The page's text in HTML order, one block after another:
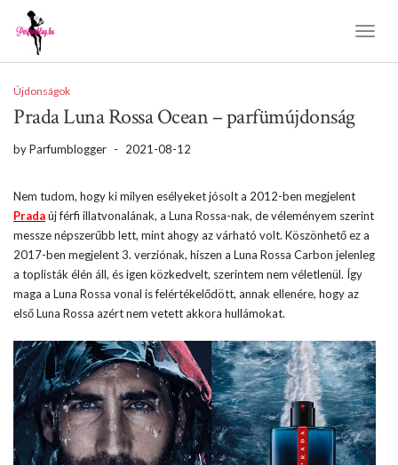
Újdonságok
Prada Luna Rossa Ocean – parfümújdonság
byParfumblogger - 2021-08-12
Nem tudom, hogy ki milyen esélyeket jósolt a 2012-ben megjelent
Pradaúj férfi illatvonalának, a Luna Rossa-nak, de véleményem szerint
messze népszerűbb lett, mint ahogy az várható volt. Köszönhető ez a
2017-ben megjelent 3. verziónak, hiszen a Luna Rossa Carbon jelenleg
a toplisták élén áll, és igen közkedvelt, szerintem nem véletlenül. Így
maga a Luna Rossa vonal is felértékelődött, annak ellenére, hogy az
első Luna Rossa azért nem vetett akkora hullámokat.